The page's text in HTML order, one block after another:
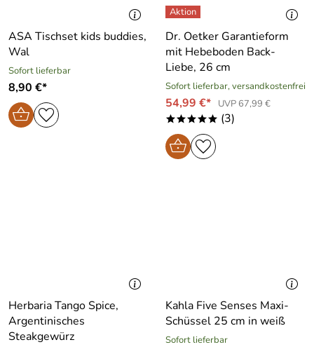
ASA Tischset kids buddies,
Wal
Sofort lieferbar
8,90 €*
Dr. Oetker Garantieform
mit Hebeboden Back-
Liebe, 26 cm
Sofort lieferbar, versandkostenfrei
54,99 €* UVP 67,99 €
***** (3)
Herbaria Tango Spice,
Argentinisches
Steakgewürz
Kahla Five Senses Maxi-
Schüssel 25 cm in weiß
Sofort lieferbar